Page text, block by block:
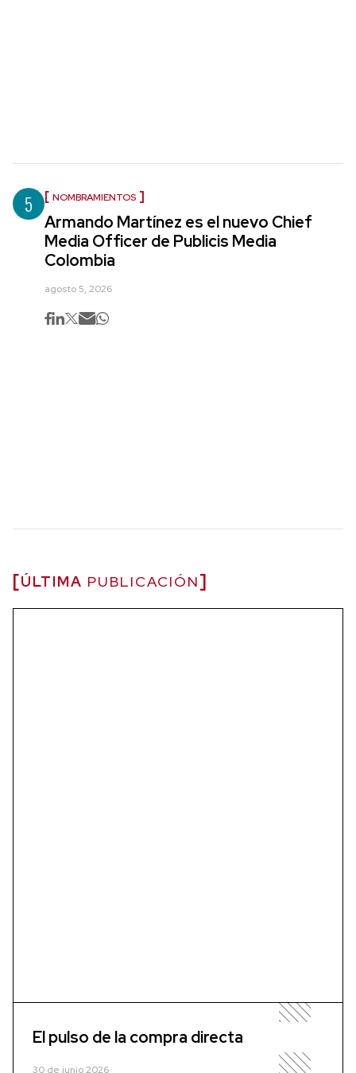
5 NOMBRAMIENTOS
Armando Martínez es el nuevo Chief
Media Officer de Publicis Media
Colombia
agosto 5, 2026
ÚLTIMA PUBLICACIÓN
El pulso de la compra directa
30 de junio 2026